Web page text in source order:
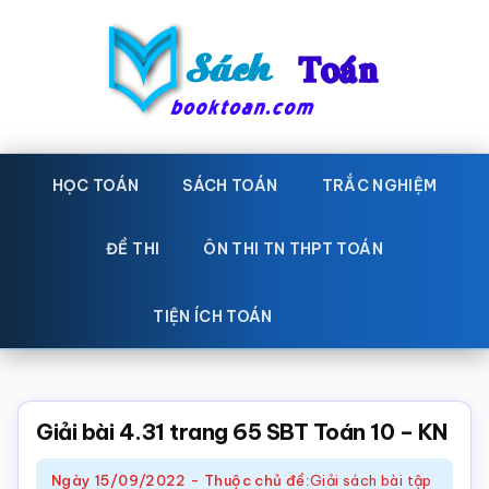
Sách
Toán
toán
Học
toán,
giáo
Toán,
HỌC TOÁN SÁCH TOÁN TRẮC NGHIỆM
ĐỀ THI ÔN THI TN THPT TOÁN
TIỆN ÍCH TOÁN
Giải bài 4.31 trang 65 SBT Toán 10 – KN
Ngày 15/09/2022 - Thuộc chủ đề:Giải sách bài tập